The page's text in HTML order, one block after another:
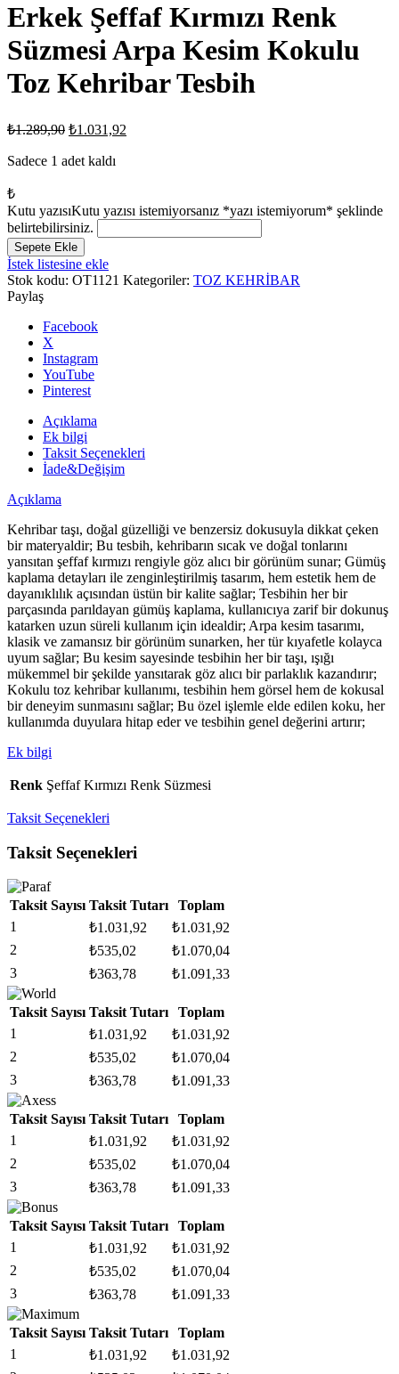
Erkek Şeffaf Kırmızı Renk
Süzmesi Arpa Kesim Kokulu
Toz Kehribar Tesbih
₺1.289,90 Orijinal
₺1.289,90.
₺1.031,92
Sadece 1 adet kaldı
₺
Kutu yazısıKutu yazısı istemiyorsanız *yazı istemiyorum* şeklinde
belirtebilirsiniz.
Erkek
Şeffaf
Kırmızı
Renk
Süzmesi
Arpa
Kesim
Kokulu
Kehribar
adet
Sepete Ekle
İstek listesine ekle
Stok kodu: OT1121 Kategoriler: TOZ KEHRİBAR
Paylaş
Facebook
X
Instagram
YouTube
Pinterest
Açıklama
Ek bilgi
Taksit Seçenekleri
İade&Değişim
Açıklama
Kehribar taşı, doğal güzelliği ve benzersiz dokusuyla dikkat çeken
bir materyaldir; Bu tesbih, kehribarın sıcak ve doğal tonlarını
yansıtan şeffaf kırmızı rengiyle göz alıcı bir görünüm sunar; Gümüş
kaplama detayları ile zenginleştirilmiş tasarım, hem estetik hem de
dayanıklılık açısından üstün bir kalite sağlar; Tesbihin her bir
parçasında parıldayan gümüş kaplama, kullanıcıya zarif bir dokunuş
katarken uzun süreli kullanım için idealdir; Arpa kesim tasarımı,
klasik ve zamansız bir görünüm sunarken, her tür kıyafetle kolayca
uyum sağlar; Bu kesim sayesinde tesbihin her bir taşı, ışığı
mükemmel bir şekilde yansıtarak göz alıcı bir parlaklık kazandırır;
Kokulu toz kehribar kullanımı, tesbihin hem görsel hem de kokusal
bir deneyim sunmasını sağlar; Bu özel işlemle elde edilen koku, her
kullanımda duyulara hitap eder ve tesbihin genel değerini artırır;
Ek bilgi
Renk Şeffaf Kırmızı Renk Süzmesi
Taksit Seçenekleri
Taksit Seçenekleri
Taksit Sayısı Taksit Tutarı
Toplam
1
₺1.031,92 ₺1.031,92
2
₺535,02 ₺1.070,04
3
₺363,78 ₺1.091,33
Taksit Sayısı Taksit Tutarı
Toplam
1
₺1.031,92 ₺1.031,92
2
₺535,02 ₺1.070,04
3
₺363,78 ₺1.091,33
Taksit Sayısı Taksit Tutarı
Toplam
1
₺1.031,92 ₺1.031,92
2
₺535,02 ₺1.070,04
3
₺363,78 ₺1.091,33
Taksit Sayısı Taksit Tutarı
Toplam
1
₺1.031,92 ₺1.031,92
2
₺535,02 ₺1.070,04
3
₺363,78 ₺1.091,33
Taksit Sayısı Taksit Tutarı
Toplam
1
₺1.031,92 ₺1.031,92